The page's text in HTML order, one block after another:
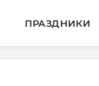
ПРАЗДНИКИ